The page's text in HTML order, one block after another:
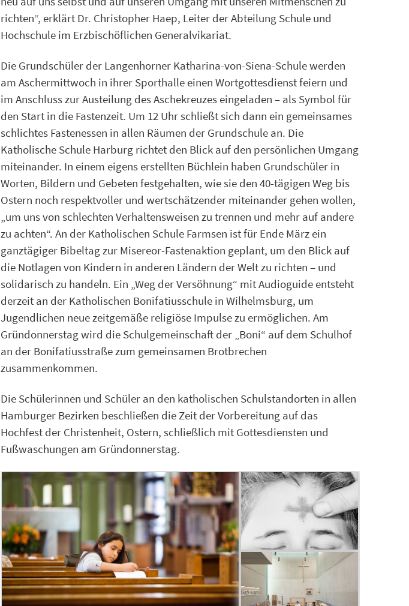
richten“, erklärt Dr. Christopher Haep, Leiter der Abteilung Schule und
Hochschule im Erzbischöflichen Generalvikariat.
Die Grundschüler der Langenhorner Katharina-von-Siena-Schule werden
am Aschermittwoch in ihrer Sporthalle einen Wortgottesdienst feiern und
im Anschluss zur Austeilung des Aschekreuzes eingeladen – als Symbol für
den Start in die Fastenzeit. Um 12 Uhr schließt sich dann ein gemeinsames
schlichtes Fastenessen in allen Räumen der Grundschule an. Die
Katholische Schule Harburg richtet den Blick auf den persönlichen Umgang
miteinander. In einem eigens erstellten Büchlein haben Grundschüler in
Worten, Bildern und Gebeten festgehalten, wie sie den 40-tägigen Weg bis
Ostern noch respektvoller und wertschätzender miteinander gehen wollen,
„um uns von schlechten Verhaltensweisen zu trennen und mehr auf andere
zu achten“. An der Katholischen Schule Farmsen ist für Ende März ein
ganztägiger Bibeltag zur Misereor-Fastenaktion geplant, um den Blick auf
die Notlagen von Kindern in anderen Ländern der Welt zu richten – und
solidarisch zu handeln. Ein „Weg der Versöhnung“ mit Audioguide entsteht
derzeit an der Katholischen Bonifatiusschule in Wilhelmsburg, um
Jugendlichen neue zeitgemäße religiöse Impulse zu ermöglichen. Am
Gründonnerstag wird die Schulgemeinschaft der „Boni“ auf dem Schulhof
an der Bonifatiusstraße zum gemeinsamen Brotbrechen
zusammenkommen.
Die Schülerinnen und Schüler an den katholischen Schulstandorten in allen
Hamburger Bezirken beschließen die Zeit der Vorbereitung auf das
Hochfest der Christenheit, Ostern, schließlich mit Gottesdiensten und
Fußwaschungen am Gründonnerstag.